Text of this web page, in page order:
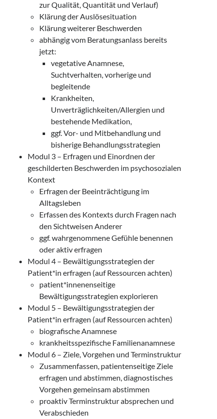
zur Qualität, Quantität und Verlauf)
Klärung der Auslösesituation
Klärung weiterer Beschwerden
abhängig vom Beratungsanlass bereits
jetzt:
vegetative Anamnese,
Suchtverhalten, vorherige und
begleitende
Krankheiten,
Unverträglichkeiten/Allergien und
bestehende Medikation,
ggf. Vor- und Mitbehandlung und
bisherige Behandlungsstrategien
Modul 3 – Erfragen und Einordnen der
geschilderten Beschwerden im psychosozialen
Kontext
Erfragen der Beeinträchtigung im
Alltagsleben
Erfassen des Kontexts durch Fragen nach
den Sichtweisen Anderer
ggf. wahrgenommene Gefühle benennen
oder aktiv erfragen
Modul 4 – Bewältigungsstrategien der
Patient*in erfragen (auf Ressourcen achten)
patient*innenenseitige
Bewältigungsstrategien explorieren
Modul 5 – Bewältigungsstrategien der
Patient*in erfragen (auf Ressourcen achten)
biografische Anamnese
krankheitsspezifische Familienanamnese
Modul 6 – Ziele, Vorgehen und Terminstruktur
Zusammenfassen, patientenseitige Ziele
erfragen und abstimmen, diagnostisches
Vorgehen gemeinsam abstimmen
proaktiv Terminstruktur absprechen und
Verabschieden